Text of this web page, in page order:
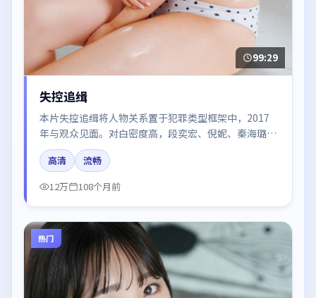
99:29
失控追缉
本片失控追缉将人物关系置于犯罪类型框架中，2017
年与观众见面。对白密度高，段奕宏、倪妮、秦海璐、
于和伟的台词节奏值得关注；整体气质偏中国香港都市
与冷色调摄影。
高清
流畅
12万
108个月前
热门